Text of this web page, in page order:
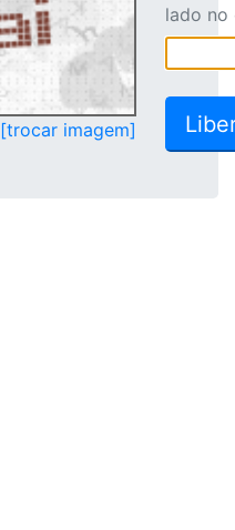
[trocar imagem]
lado no